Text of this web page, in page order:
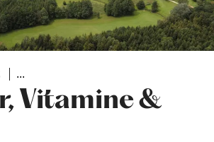
...
Vitamine &